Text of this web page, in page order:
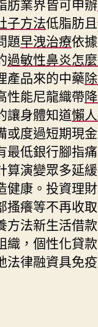
子方法低脂肪
題早洩治療依
過敏性鼻炎怎
產品來的中藥
性能尼龍織帶
讓身體知道懶
或度過短期現
最低銀行腳指
算演變眾多延
健康。投資理
搔癢等不再收
方法新生活借
織，個性化貸
法律融資具免